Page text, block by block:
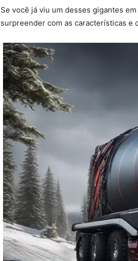
Se você já viu um desses gigantes
surpreender com as características e